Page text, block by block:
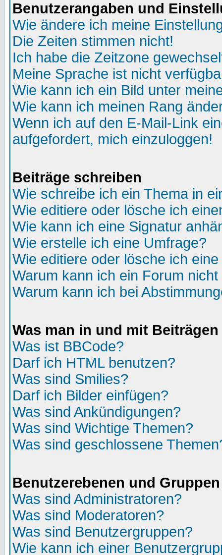
Benutzerangaben und
Wie ändere ich meine
Die Zeiten stimmen nicht!
Ich habe die Zeitzone
Meine Sprache ist nicht
Wie kann ich ein Bild unter
Wie kann ich meinen Rang
Wenn ich auf den E-Mail-Link
aufgefordert, mich einzuloggen!
Beiträge schreiben
Wie schreibe ich ein Thema in
Wie editiere oder lösche ich
Wie kann ich eine Signatur
Wie erstelle ich eine Umfrage?
Wie editiere oder lösche ich
Warum kann ich ein Forum
Warum kann ich bei
Was man in und mit
Was ist BBCode?
Darf ich HTML benutzen?
Was sind Smilies?
Darf ich Bilder einfügen?
Was sind Ankündigungen?
Was sind Wichtige Themen?
Was sind geschlossene
Benutzerebenen und Gruppen
Was sind Administratoren?
Was sind Moderatoren?
Was sind Benutzergruppen?
Wie kann ich einer